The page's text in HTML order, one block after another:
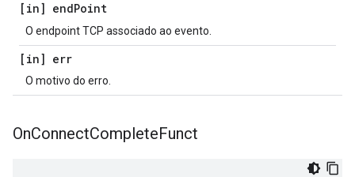
[in] endPoint
O endpoint TCP associado ao evento.
[in] err
O motivo do erro.
OnConnectCompleteFunct